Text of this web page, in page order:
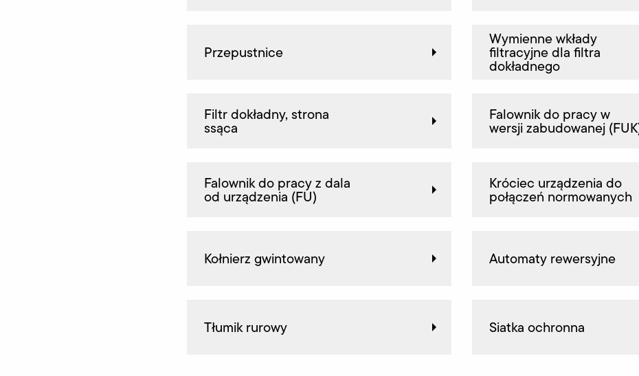
Przepustnice
Wymienne wkłady
filtracyjne dla filtra
dokładnego
Filtr dokładny, strona
ssąca
Falownik do pracy w
wersji zabudowanej
Falownik do pracy z dala
od urządzenia (FU)
Króciec urządzenia do
połączeń normowanych
Kołnierz gwintowany Automaty rewersyjne
Tłumik rurowy Siatka ochronna